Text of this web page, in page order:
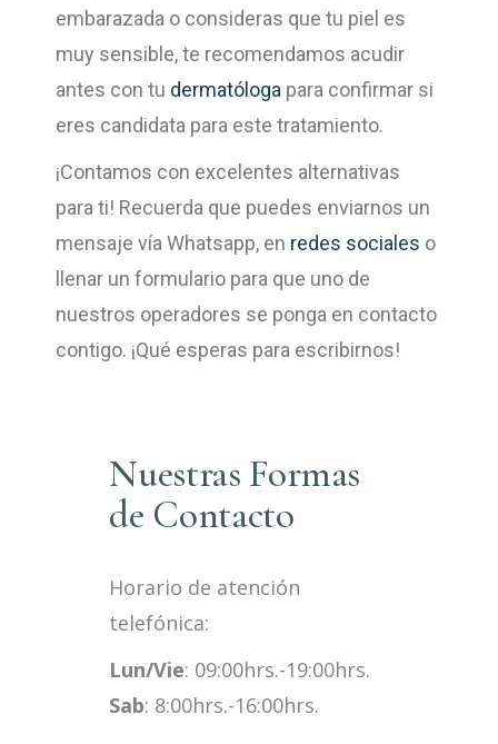
embarazada o consideras que tu piel es
muy sensible, te recomendamos acudir
antes con tu dermatóloga para confirmar si
eres candidata para este tratamiento.
¡Contamos con excelentes alternativas
para ti! Recuerda que puedes enviarnos un
mensaje vía Whatsapp, en redes sociales o
llenar un formulario para que uno de
nuestros operadores se ponga en contacto
contigo. ¡Qué esperas para escribirnos!
Nuestras Formas
de Contacto
Horario de atención
telefónica:
Lun/Vie: 09:00hrs.-19:00hrs.
Sab: 8:00hrs.-16:00hrs.